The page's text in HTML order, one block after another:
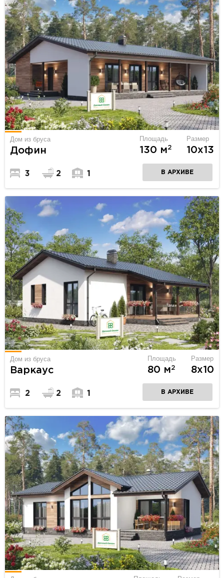
Дом из бруса
Дофин
Площадь
130 м2
Размер
10х13
3 2 1 В АРХИВЕ
Дом из бруса
Варкаус
Площадь
80 м2
Размер
8х10
2 2 1 В АРХИВЕ